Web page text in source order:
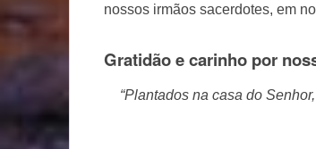
nossos irmãos sacerdotes, em
Gratidão e carinho por
“Plantados na casa do